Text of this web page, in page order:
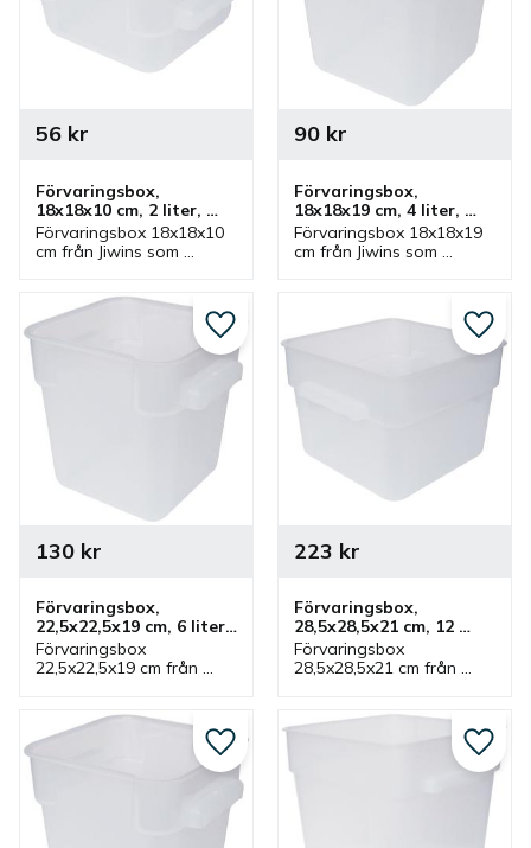
Förvaringsbox,
18x18x10 cm, 2 liter,
plast, vit
Förvaringsbox 18x18x10
cm från Jiwins som
lock och ingår i serie där
flera lådor finns.
56kr
Förvaringsbox,
18x18x19 cm, 4 liter,
plast, vit
Förvaringsbox 18x18x19
cm från Jiwins som
lock och ingår i serie där
flera lådor finns.
90kr
Förvaringsbox,
22,5x22,5x19 cm, 6 liter,
plast, vit
Förvaringsbox
22,5x22,5x19 cm från
tillhörande lock och ingår
i serie där flera lådor
130kr
Lägg till i favoriter
Förvaringsbox,
28,5x28,5x21 cm, 12
liter, plast, vit
Förvaringsbox
28,5x28,5x21 cm från
har tillhörande lock och
223 kr
Lägg
Lägg till i favoriter Lägg